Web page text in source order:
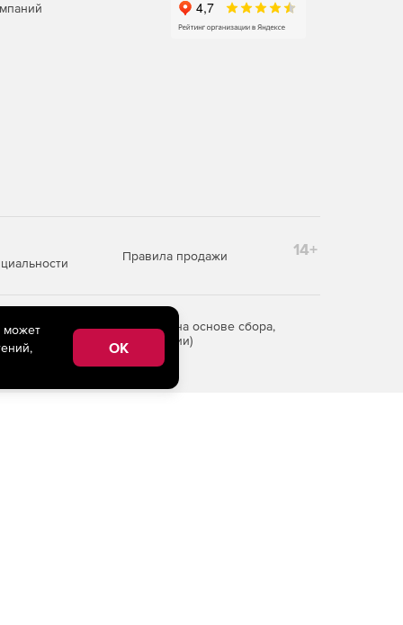
Правила продажи 14+
информации на основе сбора,
Российской Федерации)
может
OK